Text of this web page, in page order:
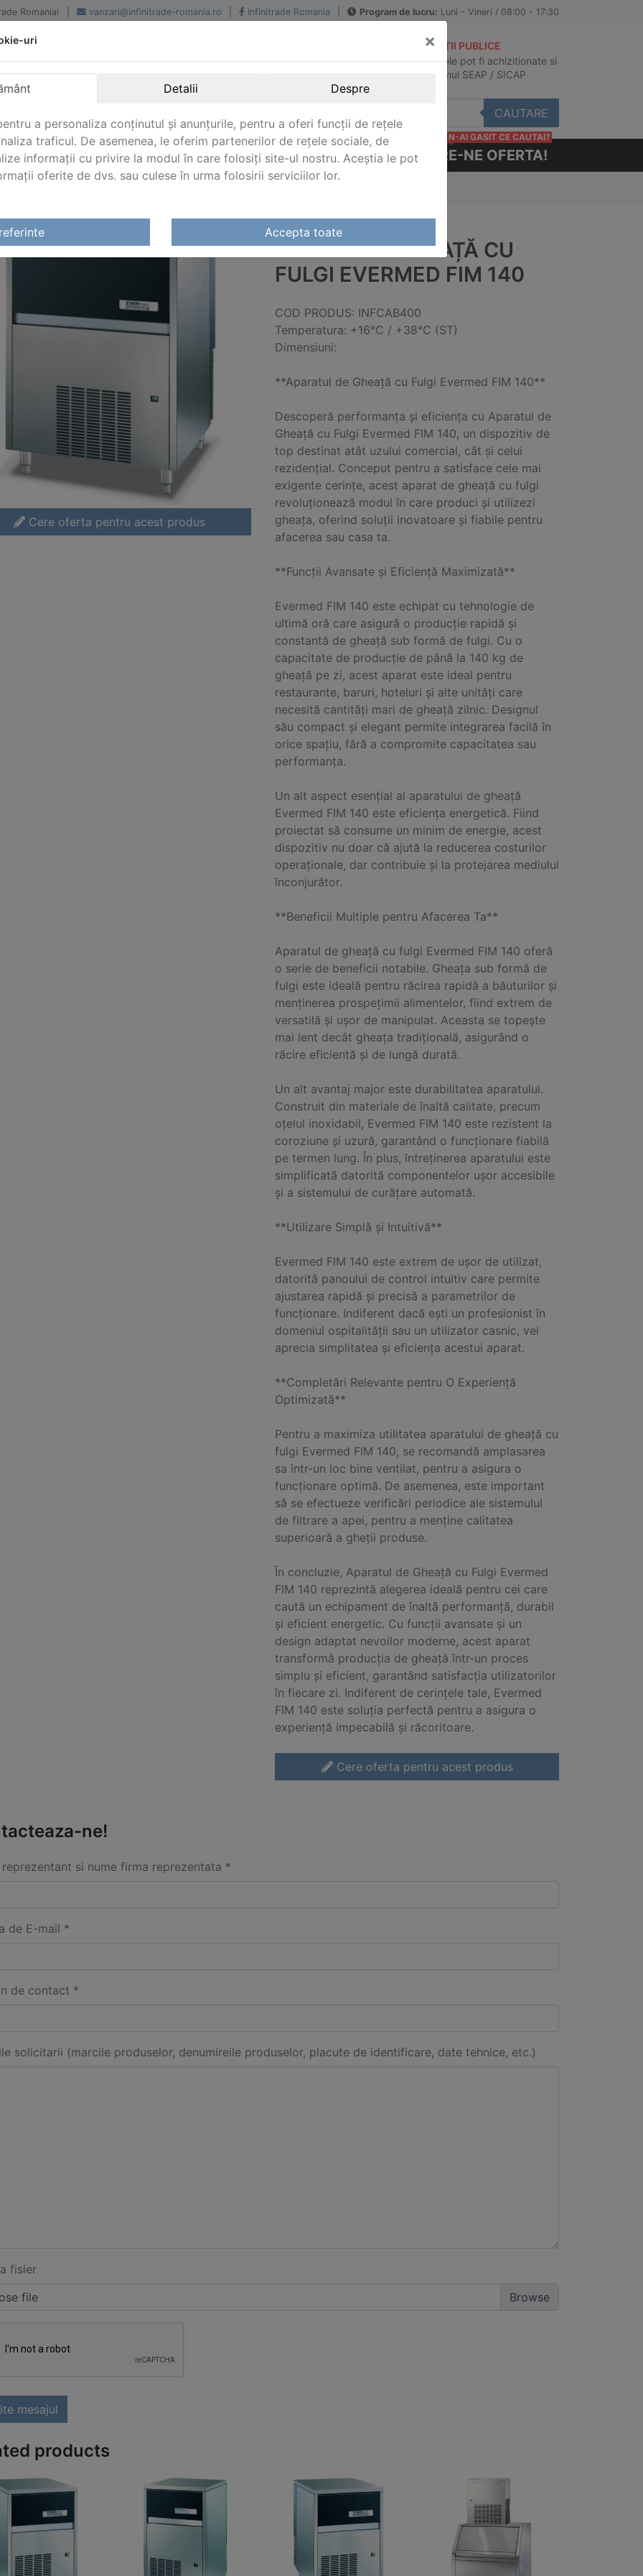
Romania! vanzari@infinitrade-romania.ro Infinitrade Romania Program de lucru: Luni - Vineri / 08:00 - 17:30
renume
National si international
Livrari din stoc intern sau
ACHIZITII PUBLICE
Produsele pot fi achizitionate si
in sistemul SEAP / SICAP
CAUTARE
CERE-NE OFERTA!
N-AI GASIT CE CAUTAI?
de gheata Evermed
Cere oferta pentru acest produs
APARAT DE GHEAȚĂ CU
FULGI EVERMED FIM 140
COD PRODUS: INFCAB400
Temperatura: +16°C / +38°C (ST)
Dimensiuni:
**Aparatul de Gheață cu Fulgi Evermed FIM 140**
Descoperă performanța și eficiența cu Aparatul de
Gheață cu Fulgi Evermed FIM 140, un dispozitiv de
top destinat atât uzului comercial, cât și celui
rezidențial. Conceput pentru a satisface cele mai
exigente cerințe, acest aparat de gheață cu fulgi
revoluționează modul în care produci și utilizezi
gheața, oferind soluții inovatoare și fiabile pentru
afacerea sau casa ta.
**Funcții Avansate și Eficiență Maximizată**
Evermed FIM 140 este echipat cu tehnologie de
ultimă oră care asigură o producție rapidă și
constantă de gheață sub formă de fulgi. Cu o
capacitate de producție de până la 140 kg de
gheață pe zi, acest aparat este ideal pentru
restaurante, baruri, hoteluri și alte unități care
necesită cantități mari de gheață zilnic. Designul
său compact și elegant permite integrarea facilă în
orice spațiu, fără a compromite capacitatea sau
performanța.
Un alt aspect esențial al aparatului de gheață
Evermed FIM 140 este eficiența energetică. Fiind
proiectat să consume un minim de energie, acest
dispozitiv nu doar că ajută la reducerea costurilor
operaționale, dar contribuie și la protejarea mediului
înconjurător.
**Beneficii Multiple pentru Afacerea Ta**
Aparatul de gheață cu fulgi Evermed FIM 140 oferă
o serie de beneficii notabile. Gheața sub formă de
fulgi este ideală pentru răcirea rapidă a băuturilor și
menținerea prospețimii alimentelor, fiind extrem de
versatilă și ușor de manipulat. Aceasta se topește
mai lent decât gheața tradițională, asigurând o
răcire eficientă și de lungă durată.
Un alt avantaj major este durabilitatea aparatului.
Construit din materiale de înaltă calitate, precum
oțelul inoxidabil, Evermed FIM 140 este rezistent la
coroziune și uzură, garantând o funcționare fiabilă
pe termen lung. În plus, întreținerea aparatului este
simplificată datorită componentelor ușor accesibile
și a sistemului de curățare automată.
**Utilizare Simplă și Intuitivă**
Evermed FIM 140 este extrem de ușor de utilizat,
datorită panoului de control intuitiv care permite
ajustarea rapidă și precisă a parametrilor de
funcționare. Indiferent dacă ești un profesionist în
domeniul ospitalității sau un utilizator casnic, vei
aprecia simplitatea și eficiența acestui aparat.
**Completări Relevante pentru O Experiență
Optimizată**
Pentru a maximiza utilitatea aparatului de gheață cu
fulgi Evermed FIM 140, se recomandă amplasarea
sa într-un loc bine ventilat, pentru a asigura o
funcționare optimă. De asemenea, este important
să se efectueze verificări periodice ale sistemului
de filtrare a apei, pentru a menține calitatea
superioară a gheții produse.
În concluzie, Aparatul de Gheață cu Fulgi Evermed
FIM 140 reprezintă alegerea ideală pentru cei care
caută un echipament de înaltă performanță, durabil
și eficient energetic. Cu funcții avansate și un
design adaptat nevoilor moderne, acest aparat
transformă producția de gheață într-un proces
simplu și eficient, garantând satisfacția utilizatorilor
în fiecare zi. Indiferent de cerințele tale, Evermed
FIM 140 este soluția perfectă pentru a asigura o
experiență impecabilă și răcoritoare.
Cere oferta pentru acest produs
ne!
reprezentant si nume firma reprezentata *
de E-mail *
de contact *
solicitarii (marcile produselor, denumireile produselor, placute de identificare, date tehnice, etc.)
fisier
file
mesajul
products
uri ×
Detalii Despre
a personaliza conținutul și anunțurile, pentru a oferi funcții de rețele
traficul. De asemenea, le oferim partenerilor de rețele sociale, de
informații cu privire la modul în care folosiți site-ul nostru. Aceștia le pot
oferite de dvs. sau culese în urma folosirii serviciilor lor.
Accepta toate